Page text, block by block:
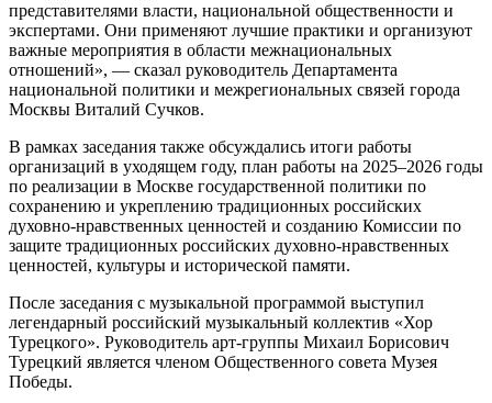
представителями власти, национальной общественности и
экспертами. Они применяют лучшие практики и организуют
важные мероприятия в области межнациональных
отношений», — сказал руководитель Департамента
национальной политики и межрегиональных связей города
Москвы Виталий Сучков.
В рамках заседания также обсуждались итоги работы
организаций в уходящем году, план работы на 2025–2026 годы
по реализации в Москве государственной политики по
сохранению и укреплению традиционных российских
духовно-нравственных ценностей и созданию Комиссии по
защите традиционных российских духовно-нравственных
ценностей, культуры и исторической памяти.
После заседания с музыкальной программой выступил
легендарный российский музыкальный коллектив «Хор
Турецкого». Руководитель арт-группы Михаил Борисович
Турецкий является членом Общественного совета Музея
Победы.